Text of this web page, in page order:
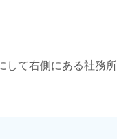
して右側にある社務所